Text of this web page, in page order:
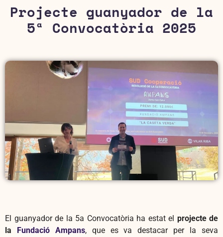
Projecte guanyador de la
5ª Convocatòria 2025
El guanyador de la 5a Convocatòria ha estat el projecte de
la
Fundació Ampans, que es va destacar per la seva